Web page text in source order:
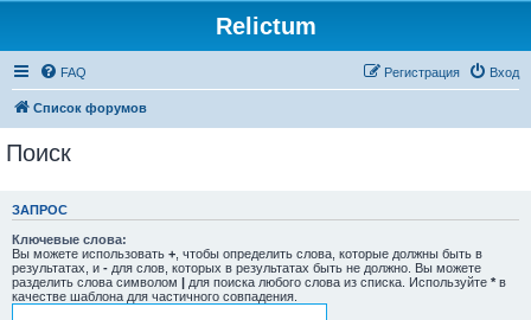
Relictum
FAQ Вход
Регистрация
Список форумов
Поиск
ЗАПРОС
Ключевые слова:
Вы можете использовать + , чтобы определить слова, которые должны быть в
результатах, и - для слов, которых в результатах быть не должно. Вы можете
разделить слова символом | для поиска любого слова из списка. Используйте * в
качестве шаблона для частичного совпадения.